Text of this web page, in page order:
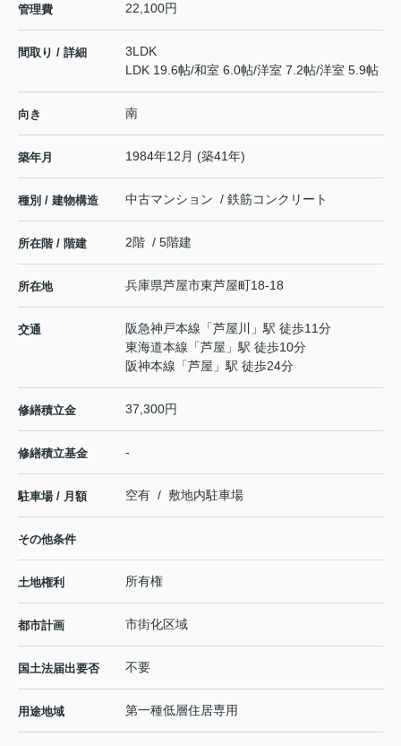
管理費 22,100円
間取り / 詳細
3LDK
LDK 19.6帖/和室 6.0帖/洋室 7.2帖/洋室 5.9帖
向き 南
築年月 1984年12月 (築41年)
種別 / 建物構造 中古マンション / 鉄筋コンクリート
所在階 / 階建 2階 / 5階建
所在地 兵庫県芦屋市東芦屋町18-18
交通 阪急神戸本線 「芦屋川
」駅 徒歩11分
東海道本線 「芦屋 」駅 徒歩10分
阪神本線 「芦屋 」駅 徒歩24分
修繕積立金 37,300円
修繕積立基金 -
駐車場 / 月額 空有 / 敷地内駐車場
その他条件
土地権利 所有権
都市計画 市街化区域
国土法届出要否 不要
用途地域 第一種低層住居専用